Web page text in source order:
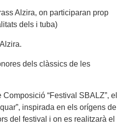
Alzira, on participaran prop
dels i tuba)
dels clàssics de les
“Festival SBALZ”, el
inspirada en els orígens de
del festival i on es realitzarà el